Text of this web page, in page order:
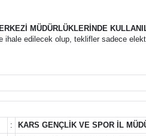
MÜDÜRLÜKLERİNDE
edilecek olup, teklifler sadece
:
KARS GENÇLİK VE SPOR İL